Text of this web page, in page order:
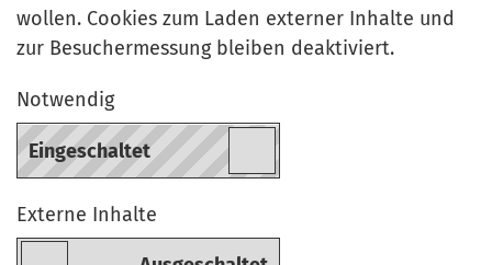
wollen. Cookies zum Laden externer Inhalte und
zur Besuchermessung bleiben deaktiviert.
Notwendig
Externe Inhalte